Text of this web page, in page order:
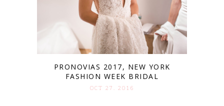
PRONOVIAS 2017, NEW YORK
FASHION WEEK BRIDAL
OCT 27. 2016